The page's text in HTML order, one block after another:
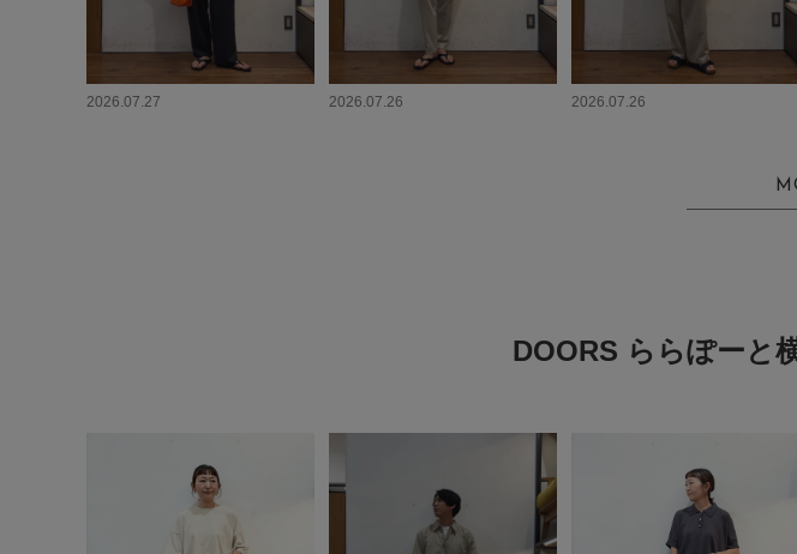
2026.07.27 2026.07.26 2026.07.26
DOORS ららぽーと